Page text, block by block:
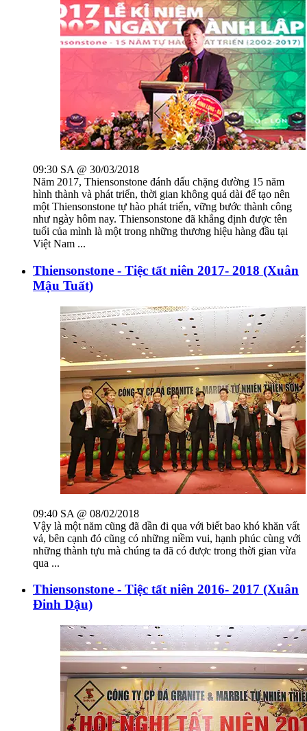
09:30 SA @ 30/03/2018
Năm 2017, Thiensonstone đánh dấu chặng đường 15 năm
hình thành và phát triển, thời gian không quá dài để tạo nên
một Thiensonstone tự hào phát triển, vững bước thành công
như ngày hôm nay. Thiensonstone đã khẳng định được tên
tuổi của mình là một trong những thương hiệu hàng đầu tại
Việt Nam ...
Thiensonstone - Tiệc tất niên 2017- 2018 (Xuân
Mậu Tuất)
09:40 SA @ 08/02/2018
Vậy là một năm cũng đã dần đi qua với biết bao khó khăn vất
vả, bên cạnh đó cũng có những niềm vui, hạnh phúc cùng với
những thành tựu mà chúng ta đã có được trong thời gian vừa
qua ...
Thiensonstone - Tiệc tất niên 2016- 2017 (Xuân
Đinh Dậu)